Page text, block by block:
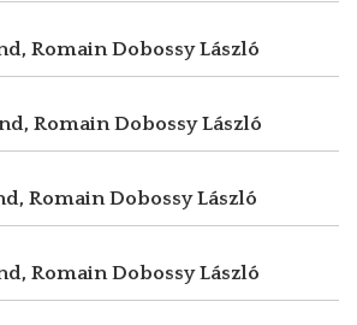
RomainDobossy László
RomainDobossy László
RomainDobossy László
RomainDobossy László